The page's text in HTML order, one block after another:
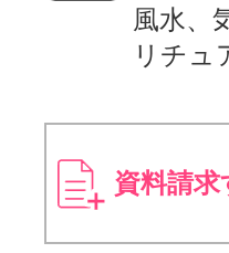
風水、
リチュ
資料請求